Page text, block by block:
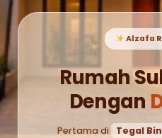
Alzafa
Rumah
Dengan
Pertama di Tegal